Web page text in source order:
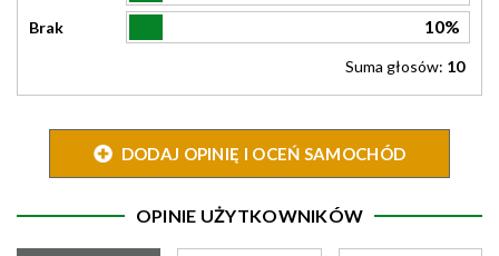
Brak 10%
Suma głosów: 10
DODAJ OPINIĘ I OCEŃ SAMOCHÓD
OPINIE UŻYTKOWNIKÓW